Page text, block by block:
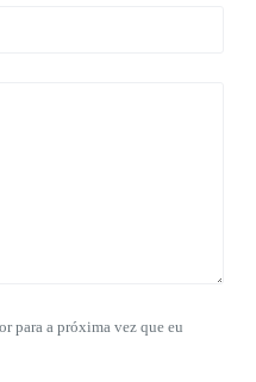
para a próxima vez que eu